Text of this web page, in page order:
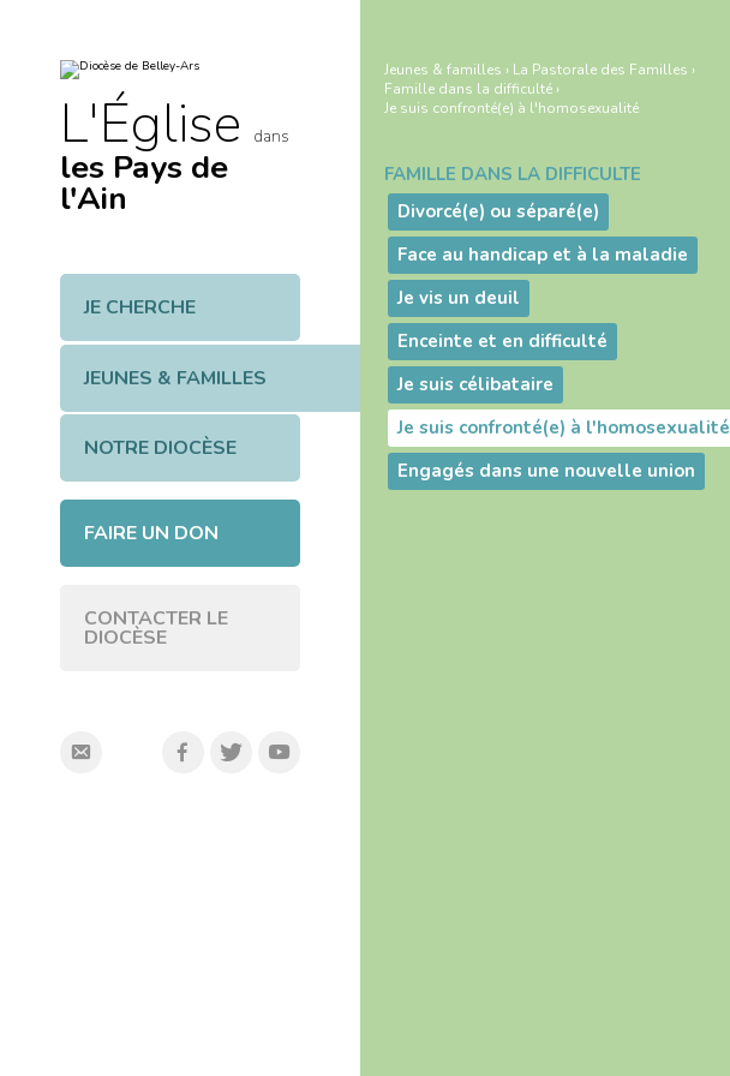
L'Église dans
les Pays de
l'Ain
JE CHERCHE
JEUNES & FAMILLES
NOTRE DIOCÈSE
FAIRE UN DON
CONTACTER LE
DIOCÈSE
Jeunes & familles › La Pastorale des Familles ›
Famille dans la difficulté ›
Je suis confronté(e) à l'homosexualité
Navigation
FAMILLE DANS LA DIFFICULTÉ
Divorcé(e) ou séparé(e)
Face au handicap et à la maladie
Je vis un deuil
Enceinte et en difficulté
Je suis célibataire
Je suis confronté(e) à l'homosexualité
Engagés dans une nouvelle union